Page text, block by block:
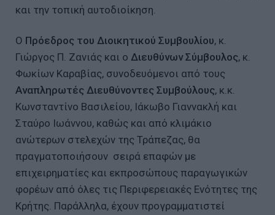
και την τοπική αυτοδιοίκηση.
Ο Πρόεδρος του Διοικητικού Συμβουλίου, κ.
Γιώργος Π. Ζανιάς και ο Διευθύνων Σύμβουλος, κ.
Φωκίων Καραβίας, συνοδευόμενοι από τους
Αναπληρωτές Διευθύνοντες Συμβούλους, κ.κ.
Κωνσταντίνο Βασιλείου, Ιάκωβο Γιαννακλή και
Σταύρο Ιωάννου, καθώς και από κλιμάκιο
ανώτερων στελεχών της Τράπεζας, θα
πραγματοποιήσουν σειρά επαφών με
επιχειρηματίες και εκπροσώπους παραγωγικών
φορέων από όλες τις Περιφερειακές Ενότητες της
Κρήτης. Παράλληλα, έχουν προγραμματιστεί